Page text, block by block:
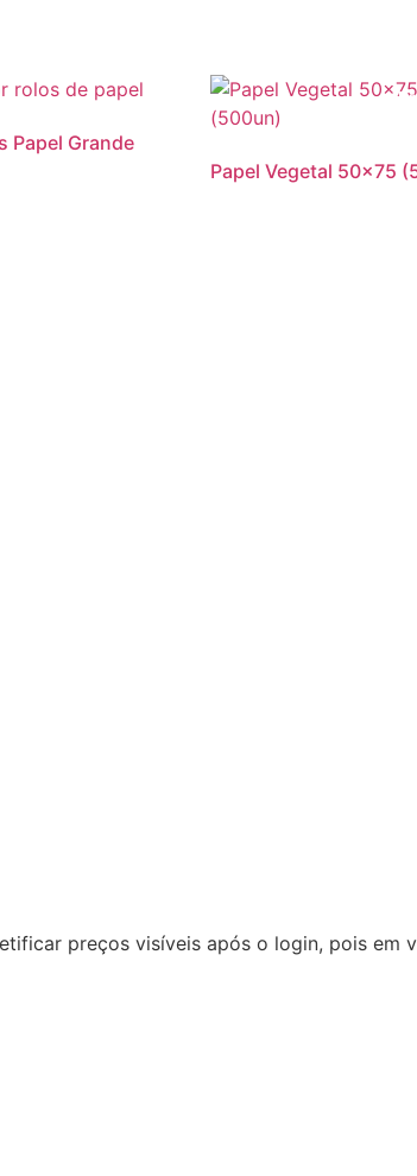
Papel Grande
Papel Vegetal 50×75
preços visíveis após o login, pois